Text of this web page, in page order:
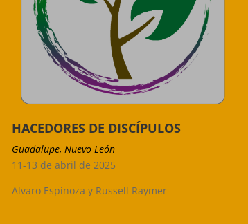
HACEDORES DE DISCÍPULOS
Guadalupe, Nuevo León
11-13 de abril de 2025
Alvaro Espinoza y Russell Raymer